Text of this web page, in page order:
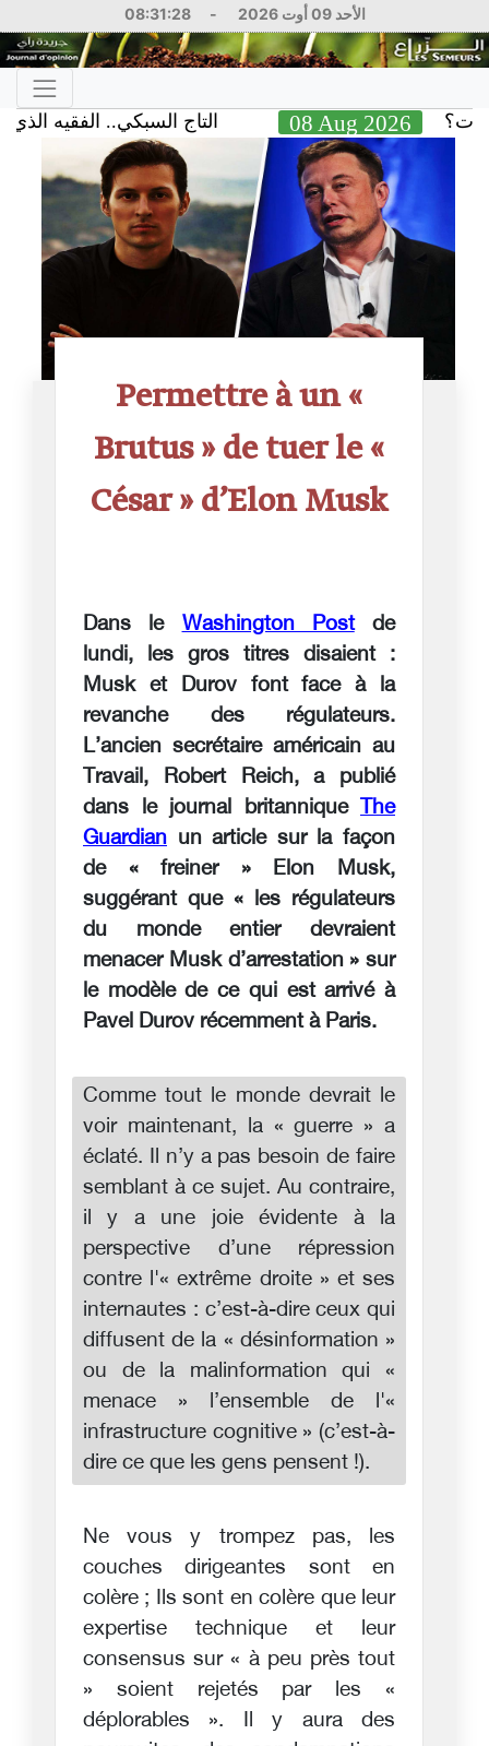
الأحد 09 أوت 2026 -
08:31:29
التاج السبكي.. الفقيه الذي تحدى 08 Aug
Permettre à un «
Brutus » de tuer le «
César » d’Elon Musk
Dans leWashington Postde
lundi, les gros titres disaient :
Musk et Durov font face à la
revanche des régulateurs.
L’ancien secrétaire américain au
Travail, Robert Reich, a publié
dans le journal britannique The
Guardian un article sur la façon
de « freiner » Elon Musk,
suggérant que « les régulateurs
du monde entier devraient
menacer Musk d’arrestation » sur
le modèle de ce qui est arrivé à
Pavel Durov récemment à Paris.
Comme tout le monde devrait le
voir maintenant, la « guerre » a
éclaté. Il n’y a pas besoin de faire
semblant à ce sujet. Au contraire,
il y a une joie évidente à la
perspective d’une répression
contre l'« extrême droite » et ses
internautes : c’est-à-dire ceux qui
diffusent de la « désinformation »
ou de la malinformation qui «
menace » l’ensemble de l'«
infrastructure cognitive » (c’est-à-
dire ce que les gens pensent !).
Ne vous y trompez pas, les
couches dirigeantes sont en
colère ; Ils sont en colère que leur
expertise technique et leur
consensus sur « à peu près tout
» soient rejetés par les «
déplorables ». Il y aura des